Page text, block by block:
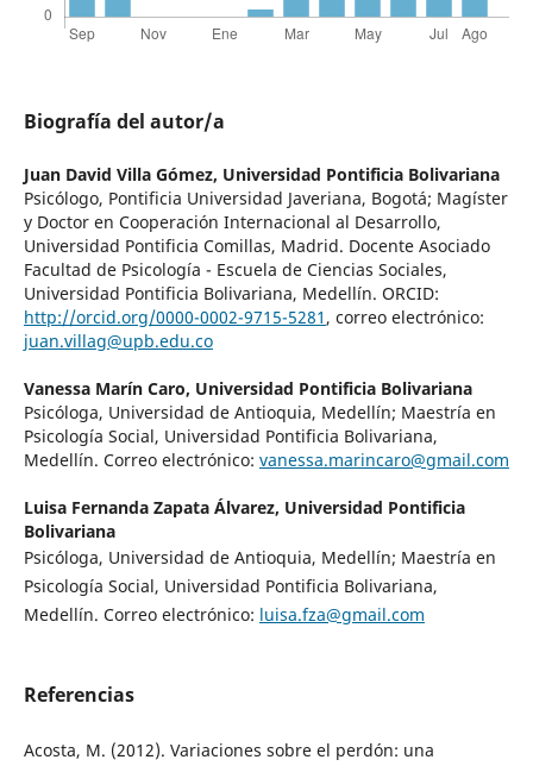
Biografía del autor/a
Juan David Villa Gómez, Universidad Pontificia Bolivariana
Psicólogo, Pontificia Universidad Javeriana, Bogotá; Magíster
y Doctor en Cooperación Internacional al Desarrollo,
Universidad Pontificia Comillas, Madrid. Docente Asociado
Facultad de Psicología - Escuela de Ciencias Sociales,
Universidad Pontificia Bolivariana, Medellín. ORCID:
http://orcid.org/0000-0002-9715-5281 , correo electrónico:
juan.villag@upb.edu.co
Vanessa Marín Caro, Universidad Pontificia Bolivariana
Psicóloga, Universidad de Antioquia, Medellín; Maestría en
Psicología Social, Universidad Pontificia Bolivariana,
Medellín. Correo electrónico: vanessa.marincaro@gmail.com
Luisa Fernanda Zapata Álvarez, Universidad Pontificia
Bolivariana
Psicóloga, Universidad de Antioquia, Medellín; Maestría en
Psicología Social, Universidad Pontificia Bolivariana,
Medellín. Correo electrónico: luisa.fza@gmail.com
Referencias
Acosta, M. (2012). Variaciones sobre el perdón: una